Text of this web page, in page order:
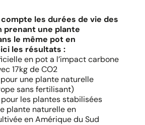
les durées de vie des
prenant une plante
le même pot en
les résultats :
en pot a l’impact carbone
17kg de CO2
une plante naturelle
sans fertilisant)
les plantes stabilisées
plante naturelle en
en Amérique du Sud